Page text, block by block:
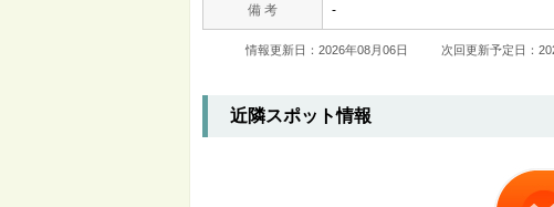
備 考 -
情報更新日：2026年08月06日 次回更新予定日：
近隣スポット情報